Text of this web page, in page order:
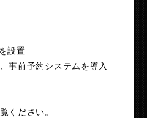
設置
事前予約システムを導入
ください。